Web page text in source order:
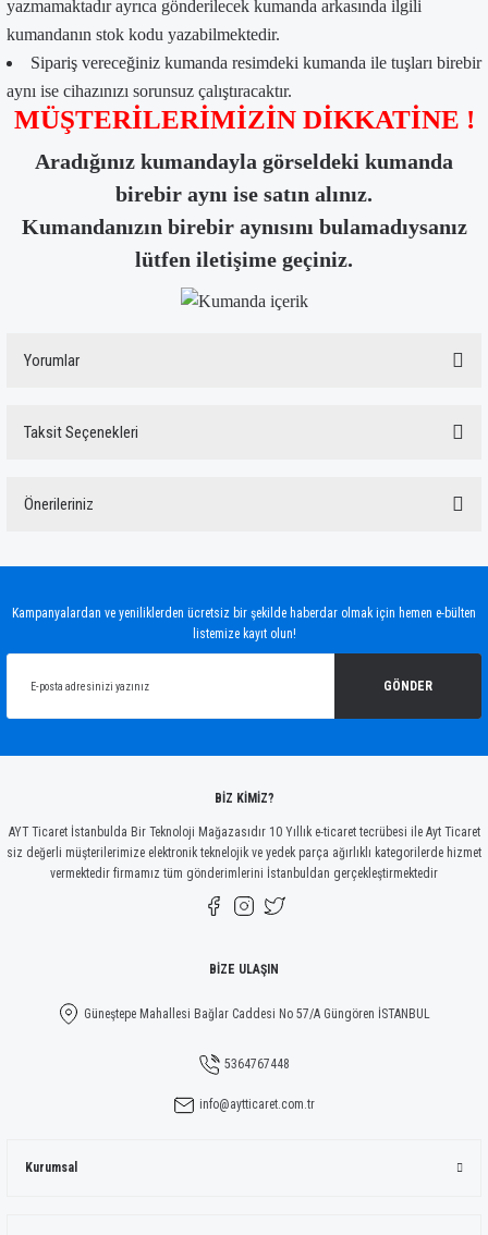
yazmamaktadır ayrıca gönderilecek kumanda arkasında ilgili
kumandanın stok kodu yazabilmektedir.
Sipariş vereceğiniz kumanda resimdeki kumanda ile tuşları birebir
aynı ise cihazınızı sorunsuz çalıştıracaktır.
MÜŞTERİLERİMİZİN DİKKATİNE !
Aradığınız kumandayla görseldeki kumanda
birebir aynı ise satın alınız.
Kumandanızın birebir aynısını bulamadıysanız
lütfen iletişime geçiniz.
Yorumlar
Taksit Seçenekleri
Önerileriniz
Ürün açıklamasında eksik bilgiler bulunuyor.
Gönder
Kampanyalardan ve yeniliklerden ücretsiz bir şekilde haberdar olmak için hemen e-bülten
listemize kayıt olun!
GÖNDER
BİZ KİMİZ?
AYT Ticaret İstanbulda Bir Teknoloji Mağazasıdır 10 Yıllık e-ticaret tecrübesi ile Ayt Ticaret
siz değerli müşterilerimize elektronik teknelojik ve yedek parça ağırlıklı kategorilerde hizmet
vermektedir firmamız tüm gönderimlerini İstanbuldan gerçekleştirmektedir
BİZE ULAŞIN
Güneştepe Mahallesi Bağlar Caddesi No 57/A Güngören İSTANBUL
5364767448
info@aytticaret.com.tr
Kurumsal